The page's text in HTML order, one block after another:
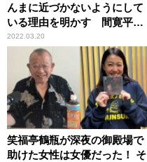
んまに近づかないようにして
いる理由を明かす 間寛平も
理解
2022.03.20
笑福亭鶴瓶が深夜の御殿場で
助けた女性は女優だった！ そ